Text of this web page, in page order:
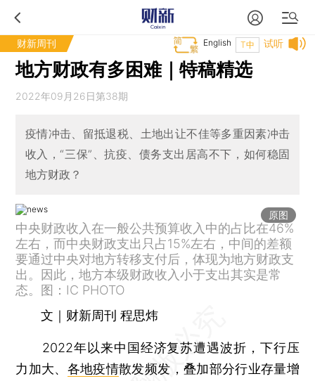
财新周刊 试听
T中
English
地方财政有多困难｜特稿精选
2022年09月26日第38期
疫情冲击、留抵退税、土地出让不佳等多重因素冲击
收入，“三保”、抗疫、债务支出居高不下，如何稳固
地方财政？
原图
中央财政收入在一般公共预算收入中的占比在46%
左右，而中央财政支出只占15%左右，中间的差额
要通过中央对地方转移支付后，体现为地方财政支
出。因此，地方本级财政收入小于支出其实是常
态。图：IC PHOTO
文｜财新周刊 程思炜
2022年以来中国经济复苏遭遇波折，下行压
力加大、 各地疫情散发频发，叠加部分行业存量增